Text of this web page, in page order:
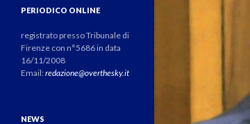
PERIODICO ONLINE
registrato presso Tribunale di
Firenze con n°5686 in data
16/11/2008
Email:redazione@overthesky.it
NEWS